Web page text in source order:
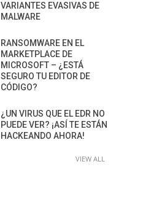
VARIANTES EVASIVAS DE
MALWARE
RANSOMWARE EN EL
MARKETPLACE DE
MICROSOFT – ¿ESTÁ
SEGURO TU EDITOR DE
CÓDIGO?
¿UN VIRUS QUE EL EDR NO
PUEDE VER? ¡ASÍ TE ESTÁN
HACKEANDO AHORA!
VIEW ALL